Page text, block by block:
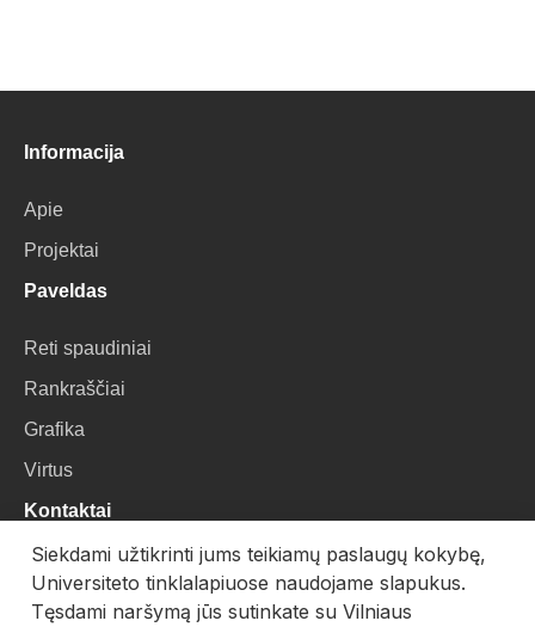
Informacija
Apie
Projektai
Paveldas
Reti spaudiniai
Rankraščiai
Grafika
Virtus
Kontaktai
VU Biblioteka
Universiteto g. 3, LT-01122, Vilnius
Siekdami užtikrinti jums teikiamų paslaugų kokybę,
Universiteto tinklalapiuose naudojame slapukus.
Tęsdami naršymą jūs sutinkate su Vilniaus